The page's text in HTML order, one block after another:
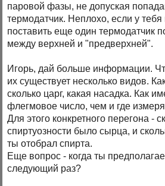
паровой фазы, не допуская
термодатчик. Неплохо, если у тебя
поставить еще один термодатчик
между верхней и "предверхней".
Игорь, дай больше информации.
их существует несколько видов.
сколько царг, какая насадка. Как
флегмовое число, чем и где
Для этого конкретного перегона -
спиртуозности было сырца, и
ты отобрал спирта.
Еще вопрос - когда ты
следующий раз?